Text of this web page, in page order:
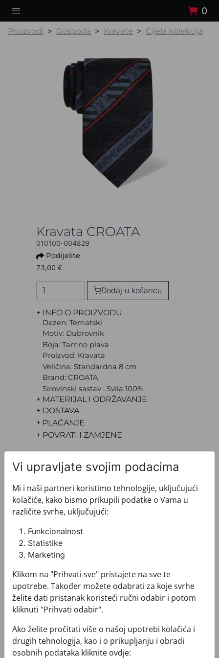
0
Proizvodi Gospoda Kravate Cijela kolekcija
Kravata CROATA
010100-004829
Podijelite
73,00 €
Dodaj u košaricu
+ INFO O PROIZVODU
Dezen: Tematski
Motiv: Dubrovnik
Boja: Tamno plava
Proizvod: Kravata
Veličina: Standardna 8 cm
Brand: CROATA
Sirovinski sastav : Svila 100%
+ MATERIJAL I ODRŽAVANJE
+ DOSTAVA
+ PLAĆANJE
+ POVRATI I ZAMJENE
Pogledajte i ovo
Vi upravljate svojim podacima
Mi i naši partneri koristimo tehnologije, uključujući
kolačiće, kako bismo prikupili podatke o Vama u
različite svrhe, uključujući:
Funkcionalnost
Statistike
Marketing
Klikom na "Prihvati sve" pristajete na sve te
upotrebe. Također možete odabrati za koje svrhe
želite dati pristanak koristeći ručni odabir i potom
kliknuti "Prihvati odabir".
Ako želite pročitati više o našoj upotrebi kolačića i
drugih tehnologija, kao i o prikupljanju i obradi
osobnih podataka kliknite ovdje: